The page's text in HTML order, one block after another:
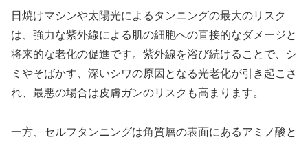
日焼けマシンや太陽光によるタンニングの最大のリスク
は、強力な紫外線による肌の細胞への直接的なダメージと
将来的な老化の促進です。紫外線を浴び続けることで、シ
ミやそばかす、深いシワの原因となる光老化が引き起こさ
れ、最悪の場合は皮膚ガンのリスクも高まります。
一方、セルフタンニングは角質層の表面にあるアミノ酸と